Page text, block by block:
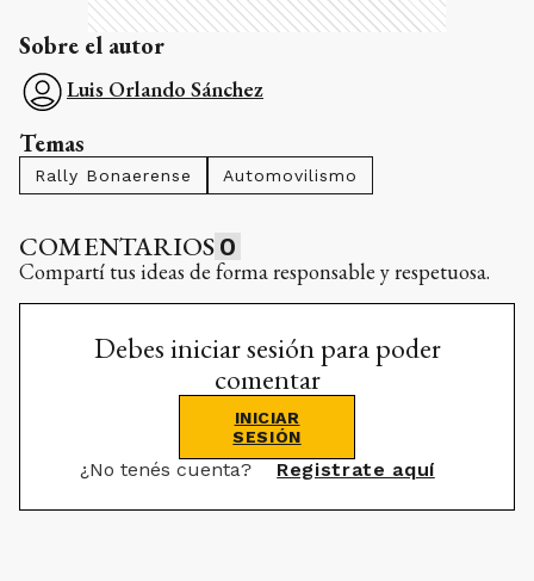
Sobre el autor
Luis Orlando Sánchez
Temas
Rally Bonaerense Automovilismo
COMENTARIOS 0
Compartí tus ideas de forma responsable y respetuosa.
Debes iniciar sesión para poder
comentar
INICIAR
SESIÓN
¿No tenés cuenta? Registrate aquí